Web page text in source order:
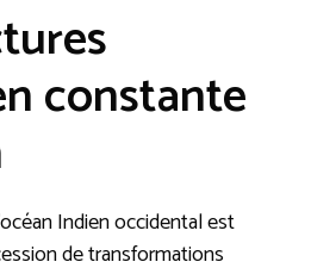
constante
Indien occidental est
de transformations